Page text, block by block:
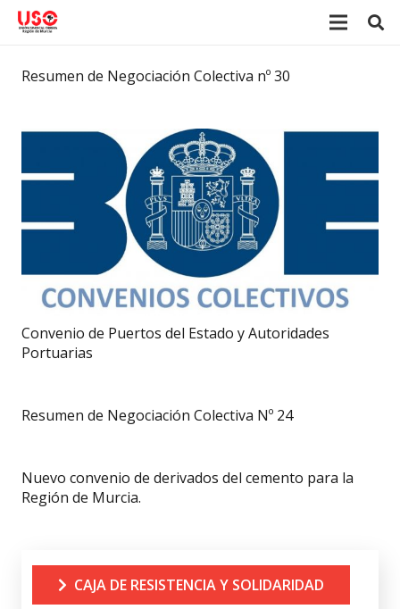
Resumen de Negociación Colectiva nº 30
Convenio de Puertos del Estado y Autoridades
Portuarias
Resumen de Negociación Colectiva Nº 24
Nuevo convenio de derivados del cemento para la
Región de Murcia.
CAJA DE RESISTENCIA Y SOLIDARIDAD